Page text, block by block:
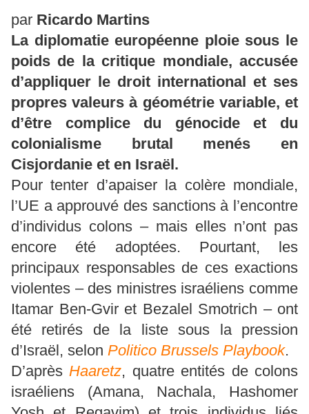
par Ricardo Martins
La diplomatie européenne ploie sous le
poids de la critique mondiale, accusée
d’appliquer le droit international et ses
propres valeurs à géométrie variable, et
d’être complice du génocide et du
colonialisme brutal menés en
Cisjordanie et en Israël.
Pour tenter d’apaiser la colère mondiale,
l’UE a approuvé des sanctions à l’encontre
d’individus colons – mais elles n’ont pas
encore été adoptées. Pourtant, les
principaux responsables de ces exactions
violentes – des ministres israéliens comme
Itamar Ben-Gvir et Bezalel Smotrich – ont
été retirés de la liste sous la pression
d’Israël, selon Politico Brussels Playbook.
D’aprèsHaaretz, quatre entités de colons
israéliens (Amana, Nachala, Hashomer